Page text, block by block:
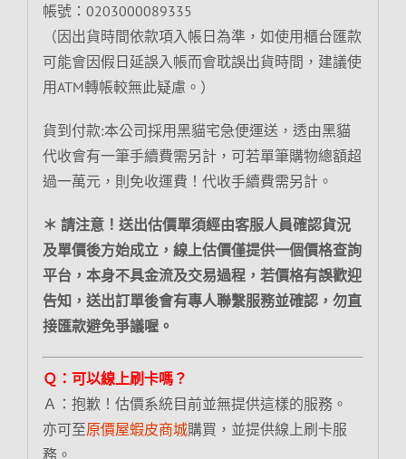
帳號：0203000089335
（因出貨時間依款項入帳日為準，如使用櫃台匯款
可能會因假日延誤入帳而會耽誤出貨時間，建議使
用ATM轉帳較無此疑慮。）
貨到付款:本公司採用黑貓宅急便運送，透由黑貓
代收會有一筆手續費需另計，可若單筆購物總額超
過一萬元，則免收運費！代收手續費需另計。
＊ 請注意！送出估價單須經由客服人員確認貨況
及單價後方始成立，線上估價僅提供一個價格查詢
平台，本身不具金流及交易過程，若價格有誤歡迎
告知，送出訂單後會有專人聯繫服務並確認，勿直
接匯款避免爭議喔。
Ｑ：可以線上刷卡嗎？
Ａ：抱歉！估價系統目前並無提供這樣的服務。
亦可至原價屋蝦皮商城購買，並提供線上刷卡服
務。